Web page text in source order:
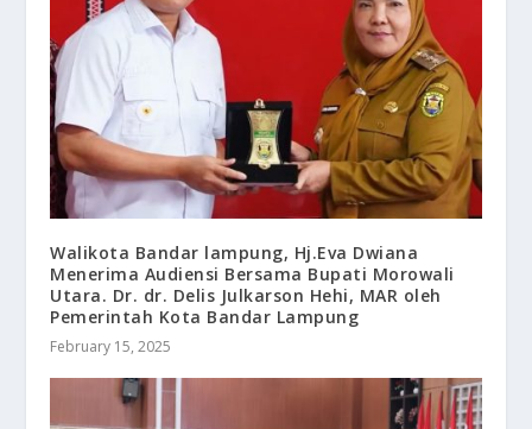
Walikota Bandar lampung, Hj.Eva Dwiana
Menerima Audiensi Bersama Bupati Morowali
Utara. Dr. dr. Delis Julkarson Hehi, MAR oleh
Pemerintah Kota Bandar Lampung
February 15, 2025